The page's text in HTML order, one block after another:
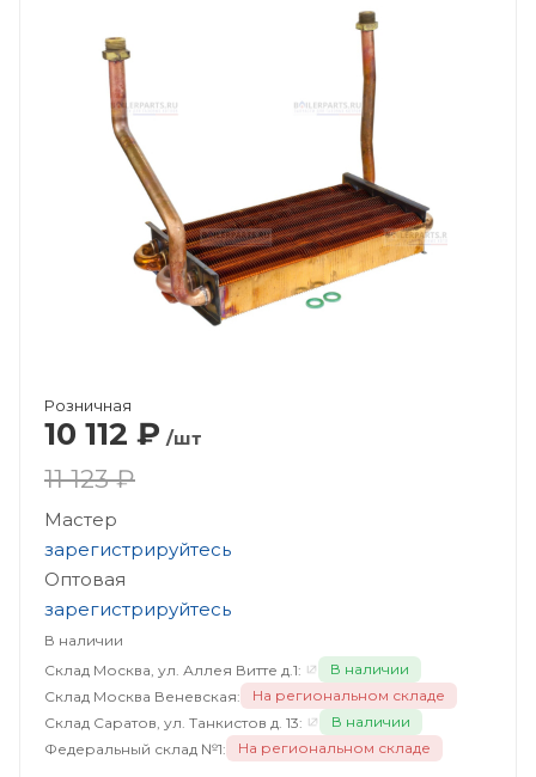
Розничная
10 112 ₽ /шт
11 123 ₽
Мастер
зарегистрируйтесь
Оптовая
зарегистрируйтесь
В наличии
Склад Москва, ул. Аллея Витте д.1:
В наличии
Склад Москва Веневская:
На региональном складе
Склад Саратов, ул. Танкистов д. 13:
В наличии
Федеральный склад №1:
На региональном складе